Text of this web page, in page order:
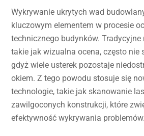
Wykrywanie ukrytych wad
kluczowym elementem w procesie
technicznego budynków.
takie jak wizualna ocena, często nie
gdyż wiele usterek pozostaje
okiem. Z tego powodu stosuje się
technologie, takie jak skanowanie
zawilgoconych konstrukcji, które
efektywność wykrywania problemów.